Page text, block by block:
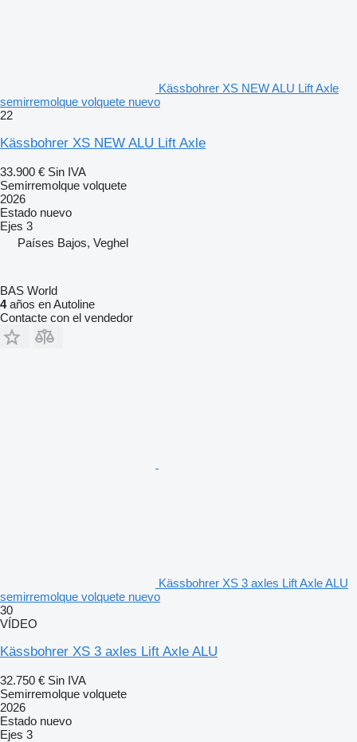
Kässbohrer XS NEW ALU Lift Axle
semirremolque volquete nuevo
22
Kässbohrer XS NEW ALU Lift Axle
33.900 € Sin IVA
Semirremolque volquete
2026
Estado nuevo
Ejes 3
Países Bajos, Veghel
BAS World
4años en Autoline
Contacte con el vendedor
Kässbohrer XS 3 axles Lift Axle ALU
semirremolque volquete nuevo
30
VÍDEO
Kässbohrer XS 3 axles Lift Axle ALU
32.750 € Sin IVA
Semirremolque volquete
2026
Estado nuevo
Ejes 3